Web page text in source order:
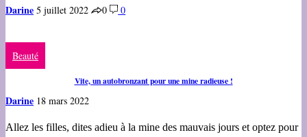
Darine 5 juillet 2022 0 0
Beauté
Vite, un autobronzant pour une mine radieuse !
Darine 18 mars 2022
Allez les filles, dites adieu à la mine des mauvais jours et optez pour